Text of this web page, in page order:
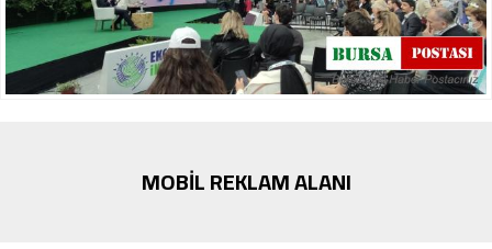
MOBİL REKLAM ALANI